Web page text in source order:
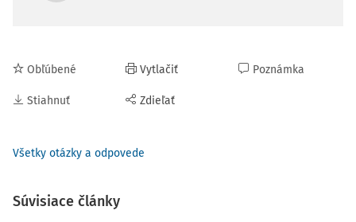
Obľúbené
Stiahnuť
Vytlačiť
Zdieľať
Poznámka
Všetky otázky a odpovede
Súvisiace články